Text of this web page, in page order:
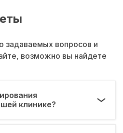
задаваемых вопросов и
возможно вы найдете
клинике?